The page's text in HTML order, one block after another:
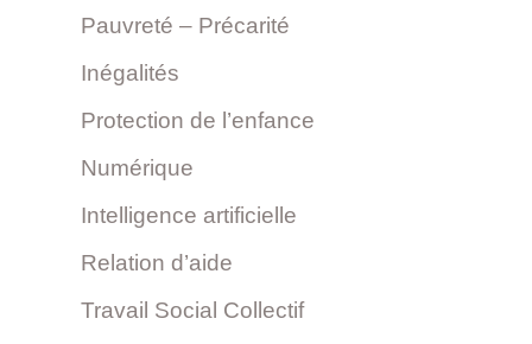
Pauvreté – Précarité
Inégalités
Protection de l’enfance
Numérique
Intelligence artificielle
Relation d’aide
Travail Social Collectif